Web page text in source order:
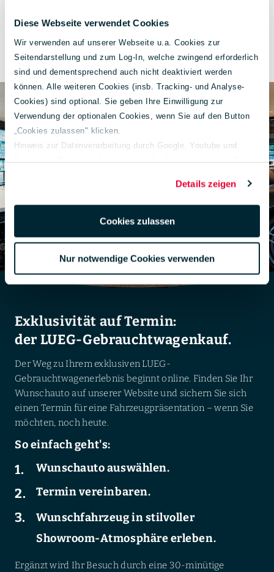
Diese Webseite verwendet Cookies
Wir verwenden auf unserer Webseite u.a. Cookies zur
Seitendarstellung und zum Log-In, welche zwingend erforderlich
sind und dementsprechend auch nicht deaktiviert werden
können. Alle weiteren Cookies (insb. Tracking- und Analyse-
Cookies) sind optional. Sie geben Ihre Einwilligung zur
Verwendung der optionalen Cookies, wenn Sie auf den Button
„Cookies zulassen" klicken.
Hinweis zur Datenverarbeitung durch Google, Youtube und
DSGVO zur Übermittlung in die USA zu. Hierbei besteht das
Risiko, dass Ihre Daten u. U. von US-Behörden zu Kontroll- und
Überwachungs-zwecken verarbeitet werden.
Weiterführende Informationen finden Sie unter
Details zeigen
Cookies zulassen
Nur notwendige Cookies verwenden
Energieverbrauch:
CO₂-Klasse:
Exklusivität auf Termin:
der LUEG-Gebrauchtwagenkauf.
Der Weg zu Ihrem exklusiven LUEG-
Gebrauchtwagenerlebnis beginnt online. Finden Sie Ihr
Wunschauto auf unserer Website und sichern Sie sich
einen Termin für eine Fahrzeugpräsentation – wenn Sie
möchten, noch heute.
So einfach geht's:
Wunschauto auswählen.
Termin vereinbaren.
Wunschfahrzeug in stilvoller
Showroom-Atmosphäre erleben.
Ergänzt wird Ihr Besuch durch eine 30-minütige